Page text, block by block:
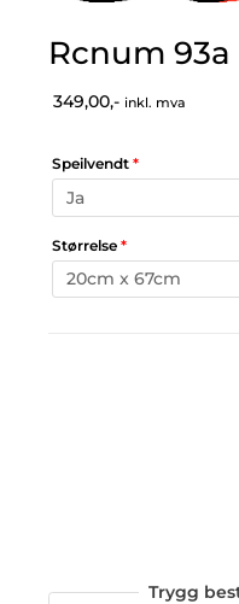
Rcnum
349,00,- inkl. mva
Speilvendt *
Størrelse *
Trygg